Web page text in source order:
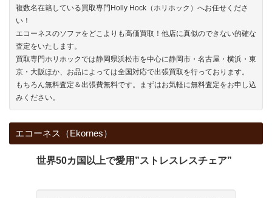
複数名在籍している買取専門Holly Hock（ホリホック）へお任せくださ
い！
エコーネスのソファをどこよりも高価買取！他店に真似のできない的確な
査定をいたします。
買取専門ホリホックでは静岡県浜松市を中心に静岡市・名古屋・横浜・東
京・大阪ほか、お品によっては全国対応で出張買取を行っております。
もちろん無料査定＆出張費無料です。まずはお気軽に無料査定をお申し込
みください。
エコーネス（Ekornes）
世界50カ国以上で愛用”ストレスレスチェア”